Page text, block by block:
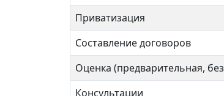
Приватизация
Составление договоров
Оценка (предварительная,
Консультации